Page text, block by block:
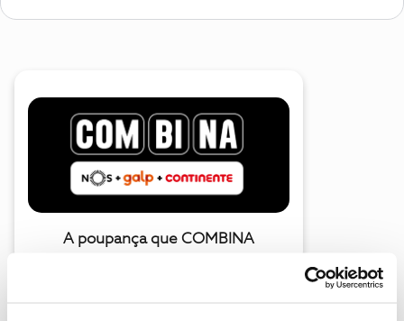
A poupança que COMBINA